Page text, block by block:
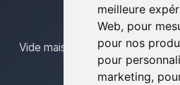
meilleure
Web, pour
pour nos
pour
marketing,
Vide maison namur